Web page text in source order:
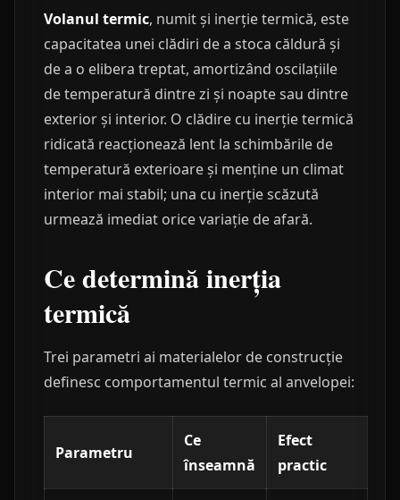
Volanul termic, numit și inerție termică, este
capacitatea unei clădiri de a stoca căldură și
de a o elibera treptat, amortizând oscilațiile
de temperatură dintre zi și noapte sau dintre
exterior și interior. O clădire cu inerție termică
ridicată reacționează lent la schimbările de
temperatură exterioare și menține un climat
interior mai stabil; una cu inerție scăzută
urmează imediat orice variație de afară.
Ce determină inerția
termică
Trei parametri ai materialelor de construcție
definesc comportamentul termic al anvelopei:
Parametru
Ce
înseamnă
Efect
practic